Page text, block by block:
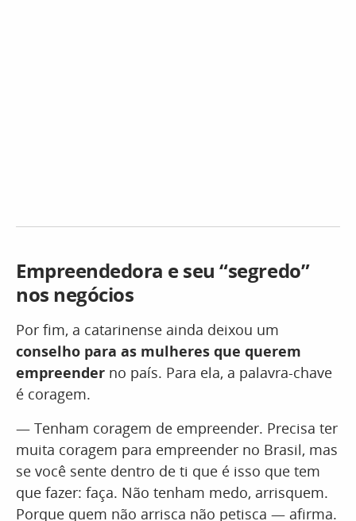
Empreendedora e seu “segredo”
nos negócios
Por fim, a catarinense ainda deixou um
conselho para as mulheres que querem
empreender no país. Para ela, a palavra-chave
é coragem.
— Tenham coragem de empreender. Precisa ter
muita coragem para empreender no Brasil, mas
se você sente dentro de ti que é isso que tem
que fazer: faça. Não tenham medo, arrisquem.
Porque quem não arrisca não petisca — afirma.